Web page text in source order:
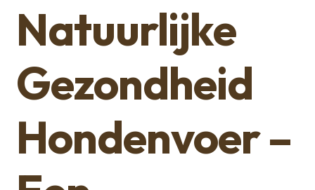
Natuurlijke
Gezondheid
Hondenvoer –